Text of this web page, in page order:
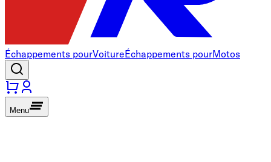
Échappements pourVoitureÉchappements pourMotos
Menu